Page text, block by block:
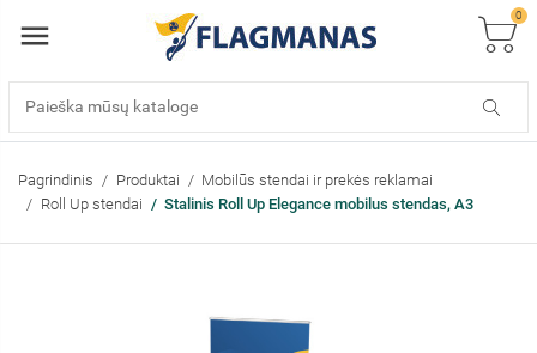
0
Pagrindinis Produktai
Mobilūs stendai ir prekės reklamai
Roll Up stendai
Stalinis Roll Up Elegance mobilus stendas, A3